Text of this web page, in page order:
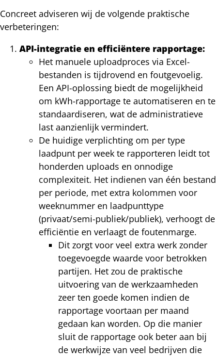
Concreet adviseren wij de volgende praktische
verbeteringen:
API-integratie en efficiëntere rapportage:
Het manuele uploadproces via Excel-
bestanden is tijdrovend en foutgevoelig.
Een API-oplossing biedt de mogelijkheid
om kWh-rapportage te automatiseren en te
standaardiseren, wat de administratieve
last aanzienlijk vermindert.
De huidige verplichting om per type
laadpunt per week te rapporteren leidt tot
honderden uploads en onnodige
complexiteit. Het indienen van één bestand
per periode, met extra kolommen voor
weeknummer en laadpunttype
(privaat/semi-publiek/publiek), verhoogt de
efficiëntie en verlaagt de foutenmarge.
Dit zorgt voor veel extra werk zonder
toegevoegde waarde voor betrokken
partijen. Het zou de praktische
uitvoering van de werkzaamheden
zeer ten goede komen indien de
rapportage voortaan per maand
gedaan kan worden. Op die manier
sluit de rapportage ook beter aan bij
de werkwijze van veel bedrijven die